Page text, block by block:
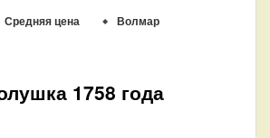
Средняя цена Волмар
1758 года